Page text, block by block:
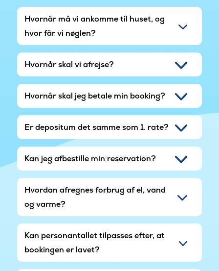
Hvornår må vi ankomme til huset, og
hvor får vi nøglen?
Hvornår skal vi afrejse?
Hvornår skal jeg betale min booking?
Er depositum det samme som 1. rate?
Kan jeg afbestille min reservation?
Hvordan afregnes forbrug af el, vand
og varme?
Kan personantallet tilpasses efter, at
bookingen er lavet?